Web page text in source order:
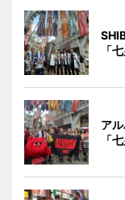
「
ア
「